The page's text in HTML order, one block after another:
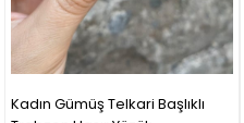
Kadın Gümüş Telkari Başlıklı